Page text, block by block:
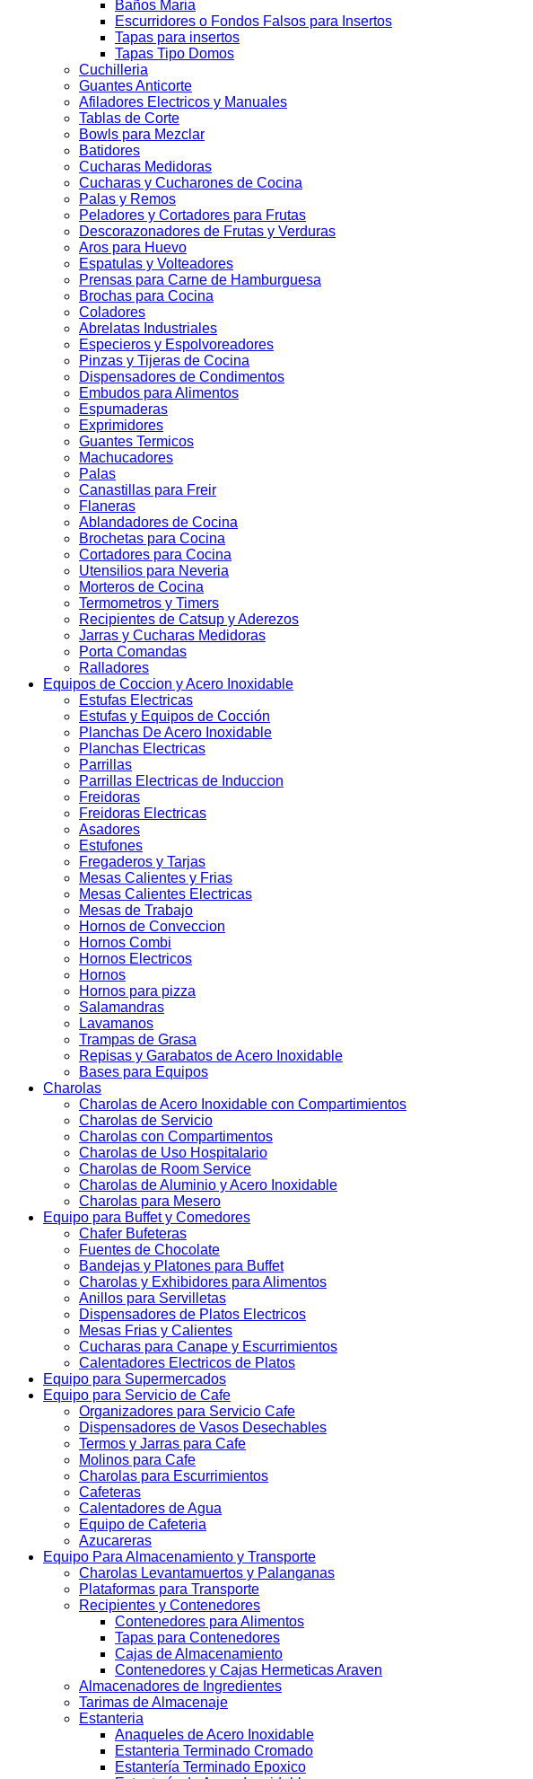
Baños Maria
Escurridores o Fondos Falsos para Insertos
Tapas para insertos
Tapas Tipo Domos
Cuchilleria
Guantes Anticorte
Afiladores Electricos y Manuales
Tablas de Corte
Bowls para Mezclar
Batidores
Cucharas Medidoras
Cucharas y Cucharones de Cocina
Palas y Remos
Peladores y Cortadores para Frutas
Descorazonadores de Frutas y Verduras
Aros para Huevo
Espatulas y Volteadores
Prensas para Carne de Hamburguesa
Brochas para Cocina
Coladores
Abrelatas Industriales
Especieros y Espolvoreadores
Pinzas y Tijeras de Cocina
Dispensadores de Condimentos
Embudos para Alimentos
Espumaderas
Exprimidores
Guantes Termicos
Machucadores
Palas
Canastillas para Freir
Flaneras
Ablandadores de Cocina
Brochetas para Cocina
Cortadores para Cocina
Utensilios para Neveria
Morteros de Cocina
Termometros y Timers
Recipientes de Catsup y Aderezos
Jarras y Cucharas Medidoras
Porta Comandas
Ralladores
Equipos de Coccion y Acero Inoxidable
Estufas Electricas
Estufas y Equipos de Cocción
Planchas De Acero Inoxidable
Planchas Electricas
Parrillas
Parrillas Electricas de Induccion
Freidoras
Freidoras Electricas
Asadores
Estufones
Fregaderos y Tarjas
Mesas Calientes y Frias
Mesas Calientes Electricas
Mesas de Trabajo
Hornos de Conveccion
Hornos Combi
Hornos Electricos
Hornos
Hornos para pizza
Salamandras
Lavamanos
Trampas de Grasa
Repisas y Garabatos de Acero Inoxidable
Bases para Equipos
Charolas
Charolas de Acero Inoxidable con Compartimientos
Charolas de Servicio
Charolas con Compartimentos
Charolas de Uso Hospitalario
Charolas de Room Service
Charolas de Aluminio y Acero Inoxidable
Charolas para Mesero
Equipo para Buffet y Comedores
Chafer Bufeteras
Fuentes de Chocolate
Bandejas y Platones para Buffet
Charolas y Exhibidores para Alimentos
Anillos para Servilletas
Dispensadores de Platos Electricos
Mesas Frias y Calientes
Cucharas para Canape y Escurrimientos
Calentadores Electricos de Platos
Equipo para Supermercados
Equipo para Servicio de Cafe
Organizadores para Servicio Cafe
Dispensadores de Vasos Desechables
Termos y Jarras para Cafe
Molinos para Cafe
Charolas para Escurrimientos
Cafeteras
Calentadores de Agua
Equipo de Cafeteria
Azucareras
Equipo Para Almacenamiento y Transporte
Charolas Levantamuertos y Palanganas
Plataformas para Transporte
Recipientes y Contenedores
Contenedores para Alimentos
Tapas para Contenedores
Cajas de Almacenamiento
Contenedores y Cajas Hermeticas Araven
Almacenadores de Ingredientes
Tarimas de Almacenaje
Estanteria
Anaqueles de Acero Inoxidable
Estanteria Terminado Cromado
Estantería Terminado Epoxico